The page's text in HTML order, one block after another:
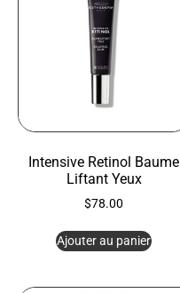
Intensive Retinol Baume
Liftant Yeux
$78.00
Ajouter au panier